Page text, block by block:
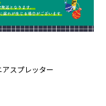
スプレッター